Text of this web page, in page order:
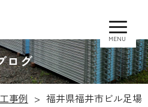
MENU
ログ
事例 福井県福井市ビル足場